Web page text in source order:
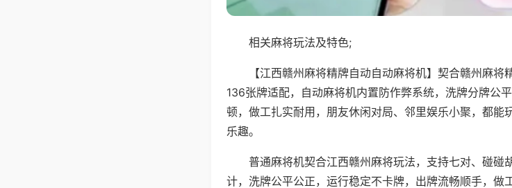
相关麻将玩法及特色;
【江西赣州麻将精牌自动自动麻将机】契合赣州麻将
136张牌适配，自动麻将机内置防作弊系统，洗牌分牌公
顿，做工扎实耐用，朋友休闲对局、邻里娱乐小聚，都能
乐趣。
普通麻将机契合江西赣州麻将玩法，支持七对、碰碰
计，洗牌公平公正，运行稳定不卡牌，出牌流畅顺手，做